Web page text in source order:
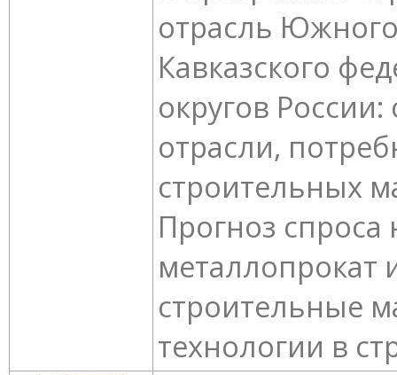
отрасль
Кавказского
округов России:
отрасли,
строительных
Прогноз спроса
металлопрокат
строительные
технологии в